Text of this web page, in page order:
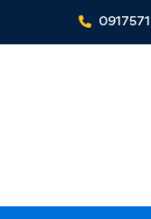
Home Luật